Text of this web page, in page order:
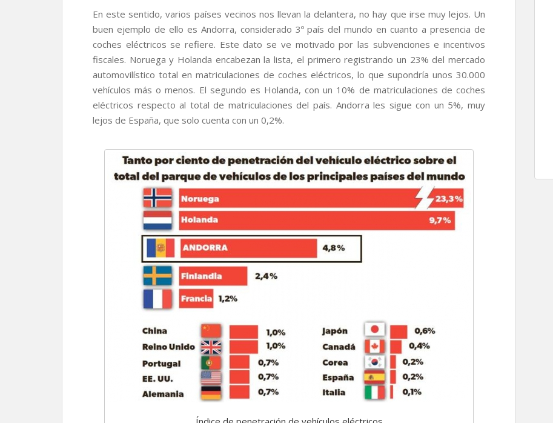
En este sentido, varios países vecinos nos llevan la delantera, no hay que irse muy lejos. Un
buen ejemplo de ello es Andorra, considerado 3º país del mundo en cuanto a presencia de
coches eléctricos se refiere. Este dato se ve motivado por las subvenciones e incentivos
fiscales. Noruega y Holanda encabezan la lista, el primero registrando un 23% del mercado
automovilístico total en matriculaciones de coches eléctricos, lo que supondría unos 30.000
vehículos más o menos. El segundo es Holanda, con un 10% de matriculaciones de coches
eléctricos respecto al total de matriculaciones del país. Andorra les sigue con un 5%, muy
lejos de España, que solo cuenta con un 0,2%.